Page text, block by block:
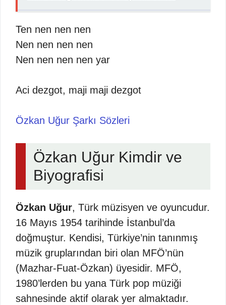
Ten nen nen nen
Nen nen nen nen
Nen nen nen nen yar
Aci dezgot, maji maji dezgot
Özkan Uğur Şarkı Sözleri
Özkan Uğur Kimdir ve
Biyografisi
Özkan Uğur, Türk müzisyen ve oyuncudur.
16 Mayıs 1954 tarihinde İstanbul’da
doğmuştur. Kendisi, Türkiye’nin tanınmış
müzik gruplarından biri olan MFÖ’nün
(Mazhar-Fuat-Özkan) üyesidir. MFÖ,
1980’lerden bu yana Türk pop müziği
sahnesinde aktif olarak yer almaktadır.